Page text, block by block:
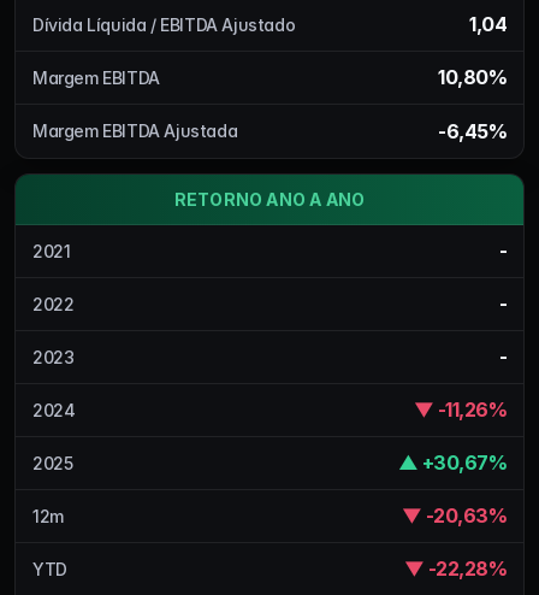
Dívida Líquida / EBITDA Ajustado 1,04
Margem EBITDA 10,80%
Margem EBITDA Ajustada -6,45%
RETORNO ANO A ANO
2021 -
2022 -
2023 -
2024 ▼ -11,26%
2025 ▲ +30,67%
12m ▼ -20,63%
YTD ▼ -22,28%